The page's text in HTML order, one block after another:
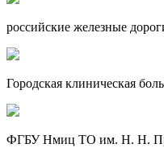
российские железные
Городская клиническая
ФГБУ Нмиц ТО им. Н. Н.